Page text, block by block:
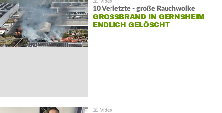
10 Verletzte - große Rauchwolke
GROSSBRAND IN GERNSHEIM E
NDLICH GELÖSCHT